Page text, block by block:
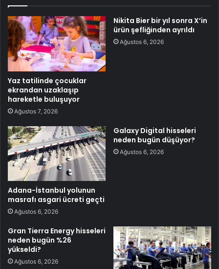
Yaz tatilinde çocuklar
ekrandan uzaklaşıp
hareketle buluşuyor
Ağustos 7, 2026
Nikita Bier bir yıl sonra X’in
ürün şefliğinden ayrıldı
Ağustos 6, 2026
Adana-İstanbul yolunun
masrafı asgari ücreti geçti
Ağustos 6, 2026
Galaxy Digital hisseleri
neden bugün düşüyor?
Ağustos 6, 2026
Gran Tierra Energy hisseleri
neden bugün %26
yükseldi?
Ağustos 6, 2026